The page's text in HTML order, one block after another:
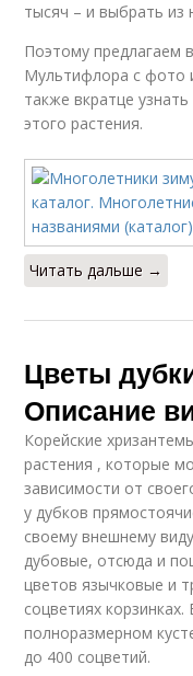
тысяч – и выбрать из
Поэтому предлагаем
Мультифлора с фото
также вкратце
этого растения.
Читать дальше →
Цветы
Описание
Корейские
растения , которые
зависимости от
у дубков
своему внешнему
дубовые, отсюда и
цветов язычковые и
соцветиях
полноразмерном
до 400 соцветий.